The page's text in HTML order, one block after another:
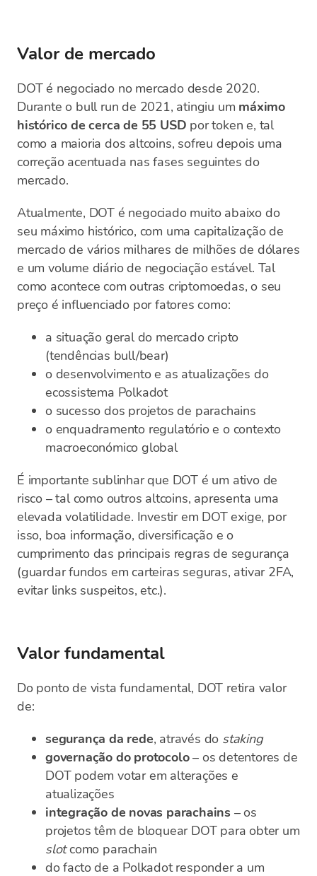
Valor de mercado
DOT é negociado no mercado desde 2020.
Durante o bull run de 2021, atingiu um máximo
histórico de cerca de 55 USD por token e, tal
como a maioria dos altcoins, sofreu depois uma
correção acentuada nas fases seguintes do
mercado.
Atualmente, DOT é negociado muito abaixo do
seu máximo histórico, com uma capitalização de
mercado de vários milhares de milhões de dólares
e um volume diário de negociação estável. Tal
como acontece com outras criptomoedas, o seu
preço é influenciado por fatores como:
a situação geral do mercado cripto
(tendências bull/bear)
o desenvolvimento e as atualizações do
ecossistema Polkadot
o sucesso dos projetos de parachains
o enquadramento regulatório e o contexto
macroeconómico global
É importante sublinhar que DOT é um ativo de
risco – tal como outros altcoins, apresenta uma
elevada volatilidade. Investir em DOT exige, por
isso, boa informação, diversificação e o
cumprimento das principais regras de segurança
(guardar fundos em carteiras seguras, ativar 2FA,
evitar links suspeitos, etc.).
Valor fundamental
Do ponto de vista fundamental, DOT retira valor
de:
segurança da rede, através do staking
governação do protocolo– os detentores de
DOT podem votar em alterações e
atualizações
integração de novas parachains – os
projetos têm de bloquear DOT para obter um
slotcomo parachain
do facto de a Polkadot responder a um